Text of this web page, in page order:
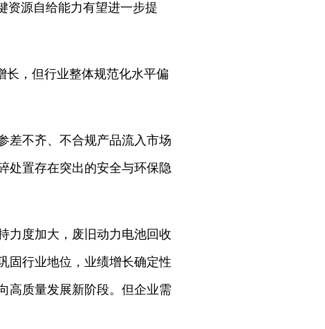
源自给能力有望进一步提
，但行业整体规范化水平偏
不齐、不合规产品流入市场
处置存在突出的安全与环保隐
度加大，废旧动力电池回收
固行业地位，业绩增长确定性
高质量发展新阶段。但企业需